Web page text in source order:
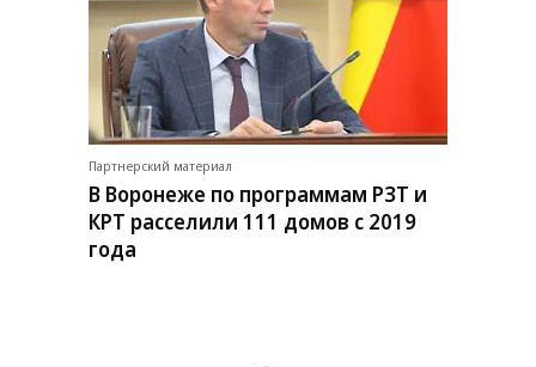
Партнерский материал
В Воронеже по программам РЗТ и
КРТ расселили 111 домов с 2019
года